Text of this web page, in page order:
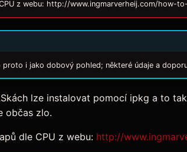
z webu: http://www.ingmarverheij.com/how-
proto i jako dobový pohled; některé údaje a
lze instalovat pomocí ipkg a to
občas zlo.
dle CPU z webu: http://